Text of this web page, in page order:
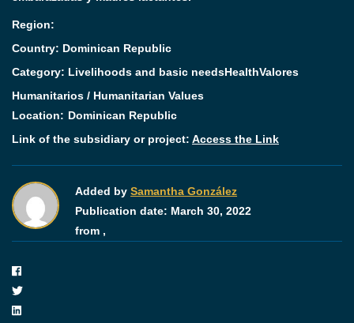
Region:
Country: Dominican Republic
Category: Livelihoods and basic needsHealthValores
Humanitarios / Humanitarian Values
Location: Dominican Republic
Link of the subsidiary or project: Access the Link
Added by Samantha González
Publication date: March 30, 2022
from ,